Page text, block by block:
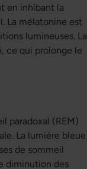
en inhibant la
La mélatonine est
lumineuses. La
ce qui prolonge le
paradoxal (REM)
La lumière bleue
de sommeil
diminution des